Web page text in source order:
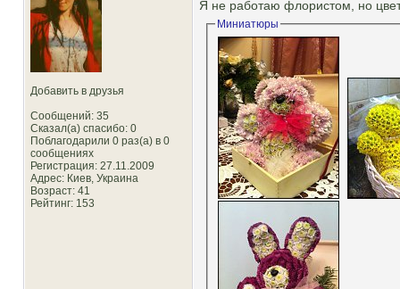
Добавить в друзья
Сообщений: 35
Сказал(а) спасибо: 0
Поблагодарили 0 раз(а) в 0
сообщениях
Регистрация: 27.11.2009
Адрес: Киев, Украина
Возраст: 41
Рейтинг: 153
Я не работаю флористом, но
Миниатюры